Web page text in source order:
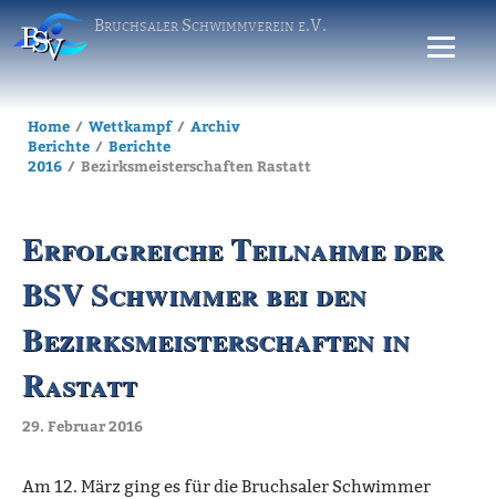
Bruchsaler Schwimmverein e.V.
Home Wettkampf
Archiv
Berichte
Berichte
2016
Bezirksmeisterschaften Rastatt
Erfolgreiche Teilnahme der
BSV Schwimmer bei den
Bezirksmeisterschaften in
Rastatt
29. Februar 2016
Am 12. März ging es für die Bruchsaler Schwimmer